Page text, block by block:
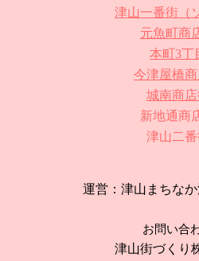
津山一番街（
元魚町商
本町3丁
今津屋橋
城南商
新地通商
津山二
運営：津山まちな
お問い合
津山街づくり